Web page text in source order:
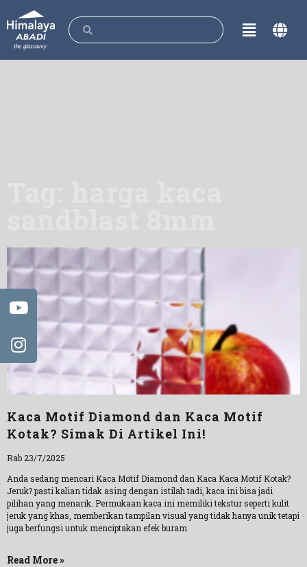
Kaca Motif Diamond dan Kaca Motif
Kotak? Simak Di Artikel Ini!
Rab 23/7/2025
Anda sedang mencari Kaca Motif Diamond dan Kaca Kaca Motif Kotak?
Jeruk? pasti kalian tidak asing dengan istilah tadi, kaca ini bisa jadi
pilihan yang menarik. Permukaan kaca ini memiliki tekstur seperti kulit
jeruk yang khas, memberikan tampilan visual yang tidak hanya unik tetapi
juga berfungsi untuk menciptakan efek buram
Read More »